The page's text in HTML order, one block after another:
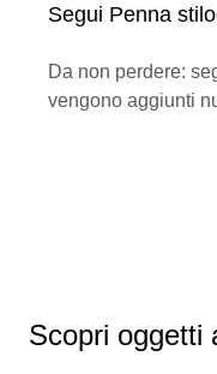
Segui Penna
Da non perdere:
vengono aggiunti
Scopri oggetti